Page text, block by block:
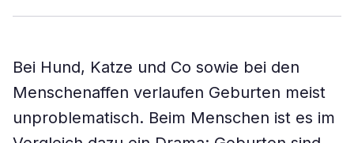
Bei Hund, Katze und Co sowie bei den
Menschenaffen verlaufen Geburten meist
unproblematisch. Beim Menschen ist es im